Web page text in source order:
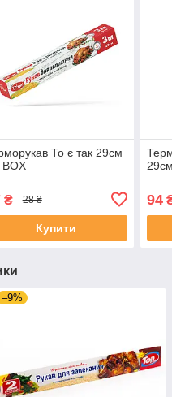
То є так 29см
₴ 28 ₴
Купити
94
–9%